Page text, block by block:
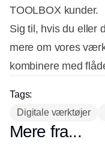
TOOLBOX kunder.
Sig til, hvis du eller
mere om vores
kombinere med
Tags:
Digitale værktøjer
Mere fra...